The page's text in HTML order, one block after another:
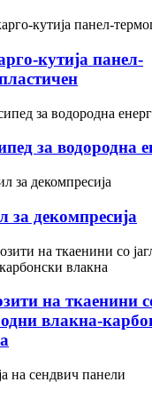
кутија панел-
за водородна
за декомпресија
на ткаенини
влакна-